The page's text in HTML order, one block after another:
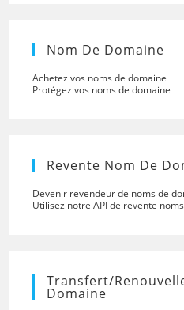
Nom De Domaine
Achetez vos noms de domaine
Protégez vos noms de domaine
Revente Nom De
Devenir revendeur de noms de
Utilisez notre API de revente
Transfert/
Domaine